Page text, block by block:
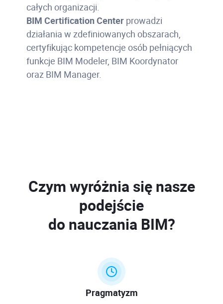
całych organizacji.
BIM Certiﬁcation Centerprowadzi
działania w zdefiniowanych obszarach,
certyfikując kompetencje osób pełniących
funkcje BIM Modeler, BIM Koordynator
oraz BIM Manager.
Czym wyróżnia się nasze
podejście
do nauczania BIM?
Pragmatyzm